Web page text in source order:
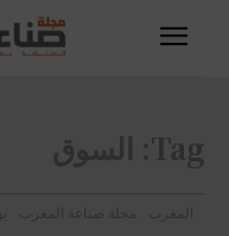
Tag: السوق
المغرب مجلة صناعة المغرب